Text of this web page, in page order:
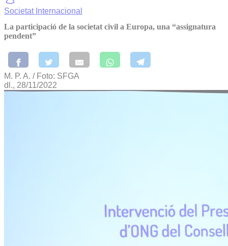
Societat Internacional
La participació de la societat civil a Europa, una “assignatura
pendent”
M. P. A. / Foto: SFGA
dl., 28/11/2022